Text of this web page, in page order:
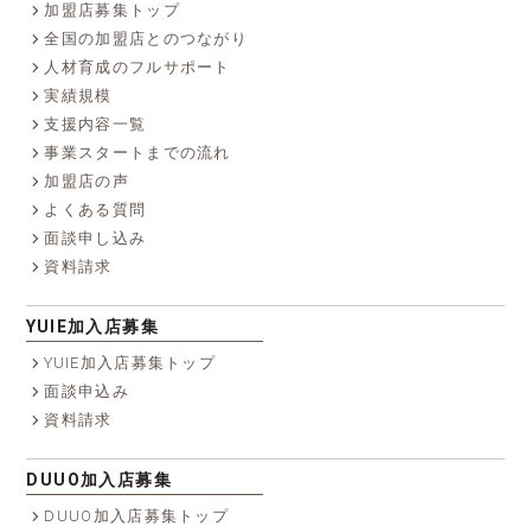
加盟店募集トップ
全国の加盟店とのつながり
人材育成のフルサポート
実績規模
支援内容一覧
事業スタートまでの流れ
加盟店の声
よくある質問
面談申し込み
資料請求
YUIE加入店募集
YUIE加入店募集トップ
面談申込み
資料請求
DUUO加入店募集
DUUO加入店募集トップ